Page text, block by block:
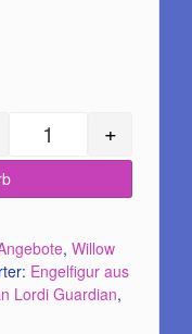
Angel of guardian /
+
, Willow
Engelfigur aus
Lordi Guardian,